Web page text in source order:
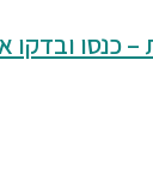
כנסו ובדקו